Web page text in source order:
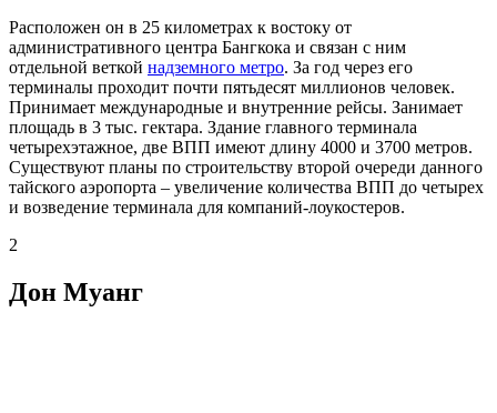
Расположен он в 25 километрах к востоку от
административного центра Бангкока и связан с ним
отдельной веткой надземного метро. За год через его
терминалы проходит почти пятьдесят миллионов человек.
Принимает международные и внутренние рейсы. Занимает
площадь в 3 тыс. гектара. Здание главного терминала
четырехэтажное, две ВПП имеют длину 4000 и 3700 метров.
Существуют планы по строительству второй очереди данного
тайского аэропорта – увеличение количества ВПП до четырех
и возведение терминала для компаний-лоукостеров.
2
Дон Муанг